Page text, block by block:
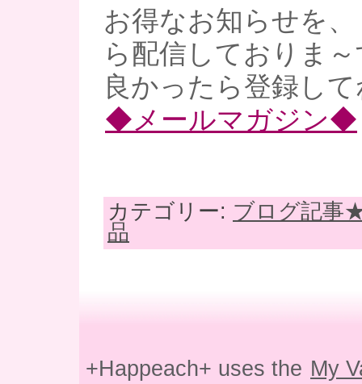
お得なお知らせを
ら配信しておりま～
良かったら登録して
◆メールマガジン◆
カテゴリー: ブログ記事
品
+Happeach+ uses the My